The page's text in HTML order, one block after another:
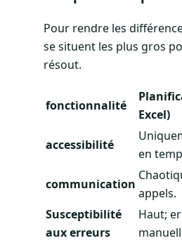
Pour rendre les
se situent les plus gros
résout.
fonctionnalité
Excel)
accessibilité
en
communication
appels.
Susceptibilité
aux erreurs
Haut;